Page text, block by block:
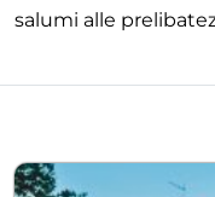
salumi alle